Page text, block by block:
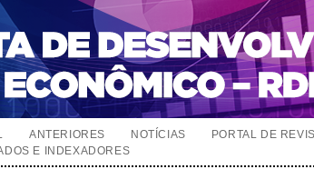
ANTERIORES NOTÍCIAS
PORTAL DE
E INDEXADORES